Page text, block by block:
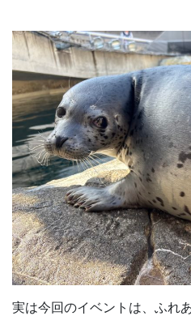
実は今回のイベントは、ふれ